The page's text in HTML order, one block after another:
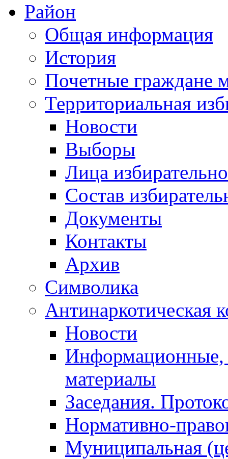
Район
Общая информация
История
Почетные граждане
Территориальная
Новости
Выборы
Лица
Состав
Документы
Контакты
Архив
Символика
Антинаркотическая
Новости
Информационные,
материалы
Заседания.
Нормативно-
Муниципальная